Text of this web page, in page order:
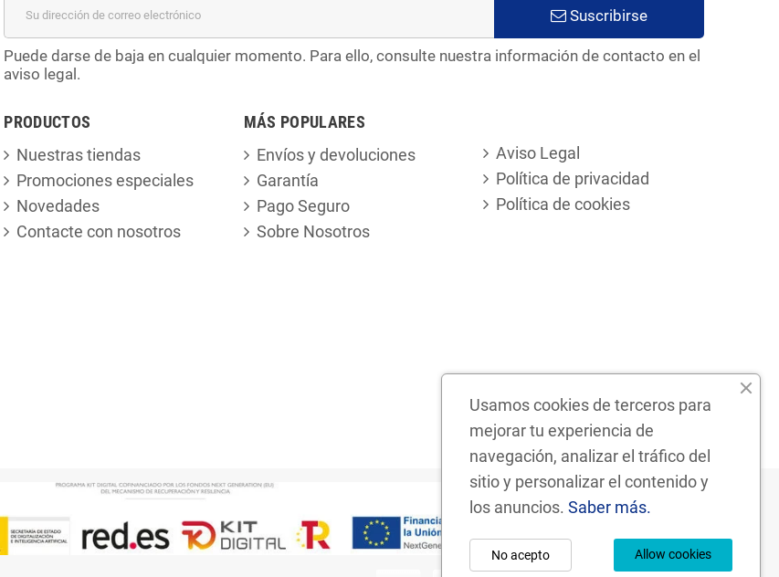
Suscribirse
Puede darse de baja en cualquier momento. Para ello, consulte nuestra información de contacto en el
aviso legal.
PRODUCTOS
Nuestras tiendas
Promociones especiales
Novedades
Contacte con nosotros
MÁS POPULARES
Envíos y devoluciones
Garantía
Pago Seguro
Sobre Nosotros
Aviso Legal
Política de privacidad
Política de cookies
Usamos cookies de terceros para
mejorar tu experiencia de
navegación, analizar el tráfico del
sitio y personalizar el contenido y
los anuncios. Saber más.
Allow cookies
No acepto